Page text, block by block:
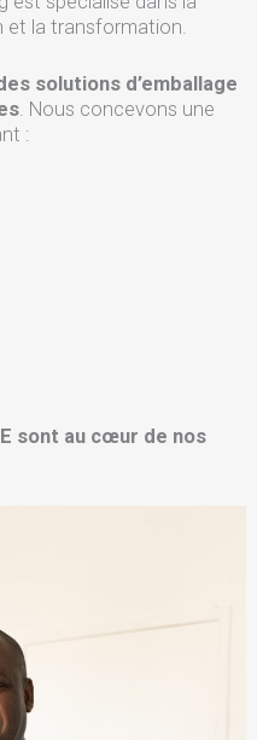
et la transformation.
solutions d’emballage
. Nous concevons une
:
sont au cœur de nos